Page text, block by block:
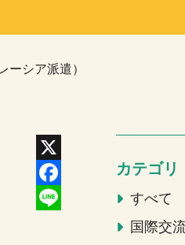
シア派遣）
X
Facebook
カテゴリ
すべて
国際交